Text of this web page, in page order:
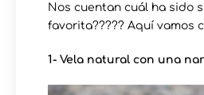
Nos cuentan cuál ha sido
favorita????? Aquí vamos
1- Vela natural con una